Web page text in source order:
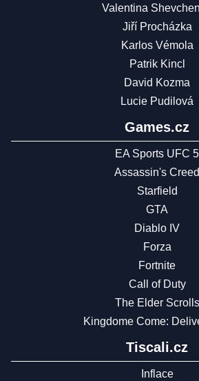
Valentina
Jiří Procházka
Karlos Vémola
Patrik Kincl
David Kozma
Lucie Pudilová
Games.cz
EA Sports UFC 5
Assassin's Creed
Starfield
GTA
Diablo IV
Forza
Fortnite
Call of Duty
The Elder Scrolls
Kingdome Come:
Tiscali.cz
Inflace